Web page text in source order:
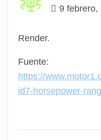
9 febrero,
Render.
Fuente:
https://
id7-horsepower-